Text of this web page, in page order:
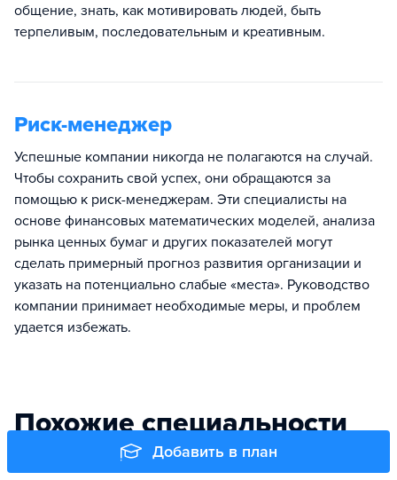
Добавить в план
общение, знать, как мотивировать людей, быть
терпеливым, последовательным и креативным.
Риск-менеджер
Успешные компании никогда не полагаются на случай.
Чтобы сохранить свой успех, они обращаются за
помощью к риск-менеджерам. Эти специалисты на
основе финансовых математических моделей, анализа
рынка ценных бумаг и других показателей могут
сделать примерный прогноз развития организации и
указать на потенциально слабые «места». Руководство
компании принимает необходимые меры, и проблем
удается избежать.
Похожие специальности